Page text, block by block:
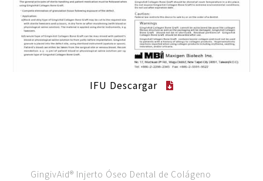
IFU Descargar
GingivAid® Injerto Óseo Dental de Colágeno